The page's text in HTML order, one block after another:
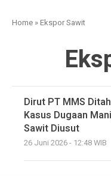
Home »Ekspor Sawit
Dirut PT MMS
Kasus Dugaan
Sawit Diusut
26 Juni 2026 - 12:48 WIB